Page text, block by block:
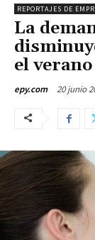
REPORTAJES DE
La
el verano
epy.com 20 junio